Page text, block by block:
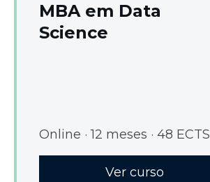
MBA em Data
Science
Online · 12 meses · 48 ECTS
Ver curso